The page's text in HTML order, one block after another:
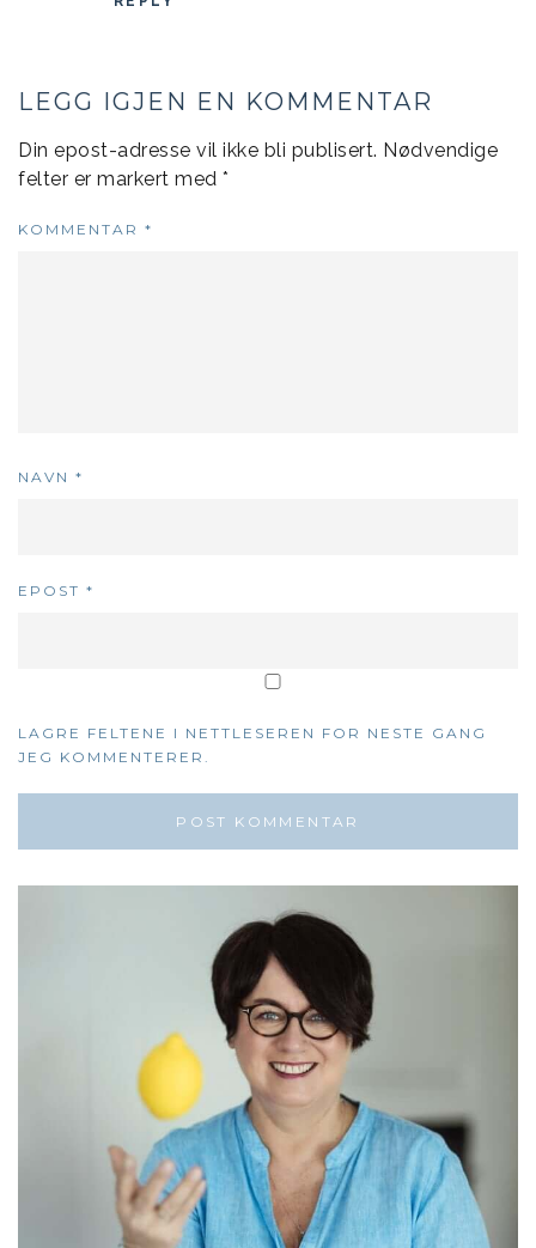
LEGG IGJEN EN KOMMENTAR
Din epost-adresse vil ikke bli publisert. Nødvendige
felter er markert med *
KOMMENTAR *
NAVN *
EPOST *
LAGRE FELTENE I NETTLESEREN FOR NESTE GANG
JEG KOMMENTERER.